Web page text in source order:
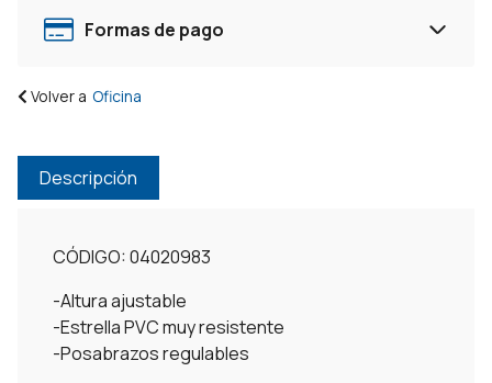
Formas de pago
Volver a Oficina
Descripción
CÓDIGO: 04020983
-Altura ajustable
-Estrella PVC muy resistente
-Posabrazos regulables